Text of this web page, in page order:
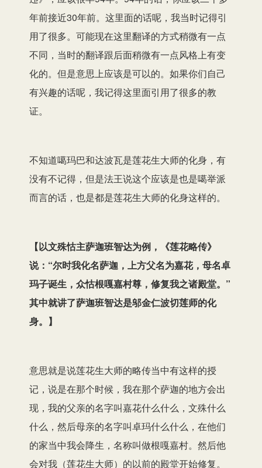
年前接近30年前。这里面的话呢，我当时记得引
用了很多。可能现在这里翻译的方式稍微有一点
不同，当时的翻译跟后面稍微有一点风格上有变
化的。但是意思上应该是可以的。如果你们自己
有兴趣的话呢，我记得这里面引用了很多的教
证。
不知道噶玛巴和达波瓦是莲花生大师的化身，有
没有不记得，但是法王说这个应该是也是噶举派
而言的话，也是都是莲花生大师的化身这样的。
【以文殊怙主萨迦班智达为例，《莲花略传》
说：“尔时我化名萨迦，上方父名为嘉花，母名卓
玛子诞生，众怙根嘎嘉村尊，修复我之诸殿堂。”
其中就讲了萨迦班智达是邬金仁波切莲师的化
身。 】
意思就是说莲花生大师的略传当中有这样的授
记，说是在那个时候，我在那个萨迦的地方会出
现，我的父亲的名字叫嘉花什么什么，文殊什么
什么，然后母亲的名字叫卓玛什么什么，在他们
的家当中我会降生，名称叫做根嘎嘉村。然后他
会对我（莲花生大师）的以前的殿堂开始修复。